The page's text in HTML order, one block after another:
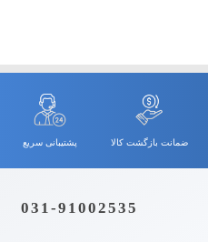
ضمانت بازگشت کالا پشتیبانی سریع
031-91002535